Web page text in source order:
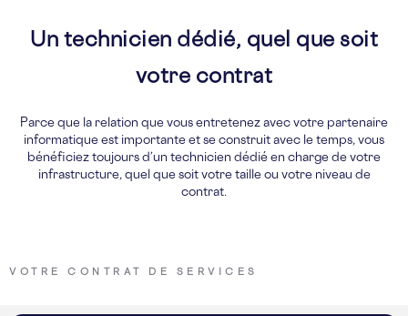
Un technicien dédié, quel que soit
votre contrat
Parce que la relation que vous entretenez avec votre partenaire
informatique est importante et se construit avec le temps, vous
bénéficiez toujours d’un technicien dédié en charge de votre
infrastructure, quel que soit votre taille ou votre niveau de
contrat.
VOTRE CONTRAT DE SERVICES